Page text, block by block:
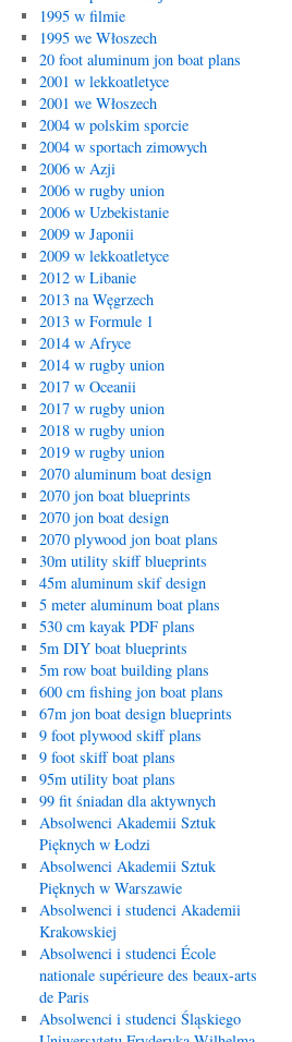
1995 w filmie
1995 we Włoszech
20 foot aluminum jon boat plans
2001 w lekkoatletyce
2001 we Włoszech
2004 w polskim sporcie
2004 w sportach zimowych
2006 w Azji
2006 w rugby union
2006 w Uzbekistanie
2009 w Japonii
2009 w lekkoatletyce
2012 w Libanie
2013 na Węgrzech
2013 w Formule 1
2014 w Afryce
2014 w rugby union
2017 w Oceanii
2017 w rugby union
2018 w rugby union
2019 w rugby union
2070 aluminum boat design
2070 jon boat blueprints
2070 jon boat design
2070 plywood jon boat plans
30m utility skiff blueprints
45m aluminum skif design
5 meter aluminum boat plans
530 cm kayak PDF plans
5m DIY boat blueprints
5m row boat building plans
600 cm fishing jon boat plans
67m jon boat design blueprints
9 foot plywood skiff plans
9 foot skiff boat plans
95m utility boat plans
99 fit śniadan dla aktywnych
Absolwenci Akademii Sztuk
Pięknych w Łodzi
Absolwenci Akademii Sztuk
Pięknych w Warszawie
Absolwenci i studenci Akademii
Krakowskiej
Absolwenci i studenci École
nationale supérieure des beaux-arts
de Paris
Absolwenci i studenci Śląskiego